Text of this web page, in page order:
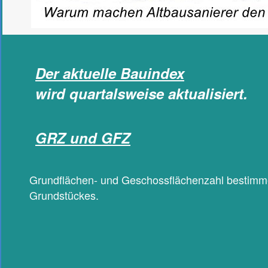
Der aktuelle Bauindex
wird quartalsweise aktualisiert.
GRZ und GFZ
Grundflächen- und Geschossflächenzahl
Grundstückes.